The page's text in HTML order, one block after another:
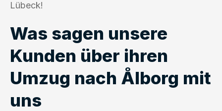
Lübeck!
Was sagen unsere
Kunden über ihren
Umzug nach Ålborg mit
uns